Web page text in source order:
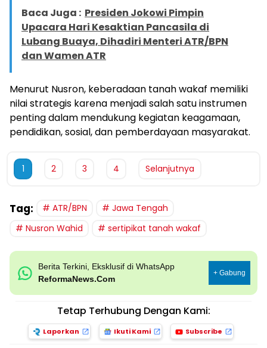
Baca Juga : Presiden Jokowi Pimpin
Upacara Hari Kesaktian Pancasila di
Lubang Buaya, Dihadiri Menteri ATR/BPN
dan Wamen ATR
Menurut Nusron, keberadaan tanah wakaf memiliki
nilai strategis karena menjadi salah satu instrumen
penting dalam mendukung kegiatan keagamaan,
pendidikan, sosial, dan pemberdayaan masyarakat.
1 2 3 4 Selanjutnya
Tag: ATR/BPN
Jawa Tengah
Nusron Wahid
sertipikat tanah wakaf
Berita Terkini, Eksklusif di WhatsApp
ReformaNews.Com
+ Gabung
Tetap Terhubung Dengan Kami:
Laporkan Ikuti Kami Subscribe